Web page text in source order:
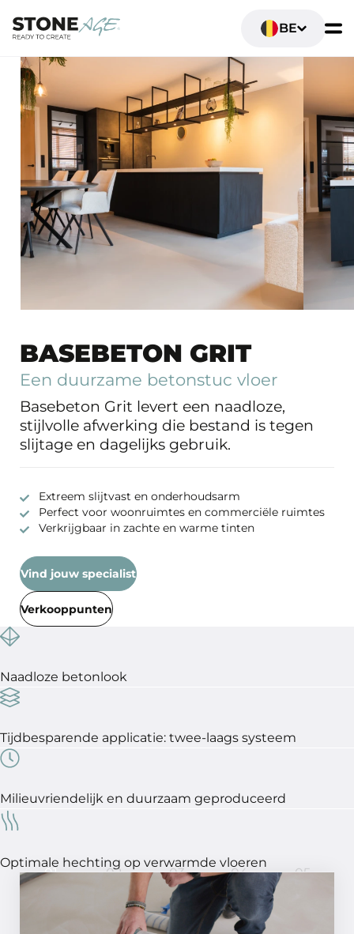
BE
BASEBETON GRIT
Een duurzame betonstuc vloer
Basebeton Grit levert een naadloze,
stijlvolle afwerking die bestand is tegen
slijtage en dagelijks gebruik.
Extreem slijtvast en onderhoudsarm
Perfect voor woonruimtes en commerciële ruimtes
Verkrijgbaar in zachte en warme tinten
Vind jouw specialist
Verkooppunten
Naadloze betonlook
Tijdbesparende applicatie: twee-laags systeem
Milieuvriendelijk en duurzaam geproduceerd
Optimale hechting op verwarmde vloeren
01 02 03 04 05
In 5 stappen een perfect
resultaat!